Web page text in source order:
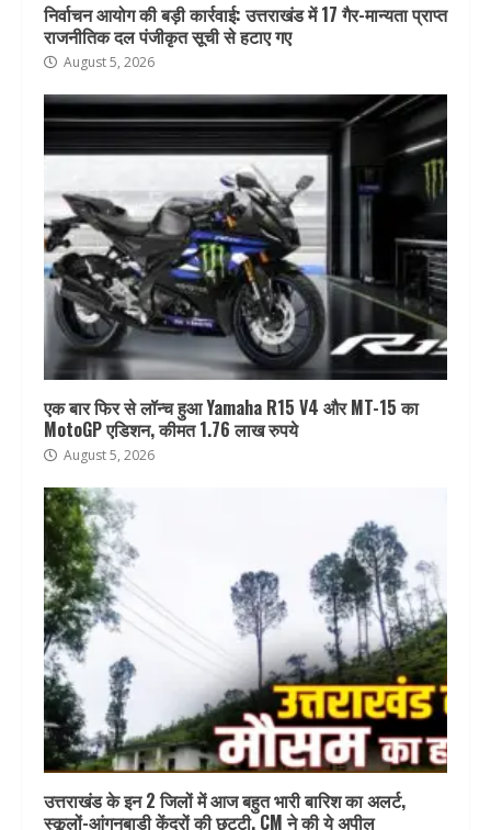
निर्वाचन आयोग की बड़ी कार्रवाई: उत्तराखंड में 17 गैर-मान्यता प्राप्त
राजनीतिक दल पंजीकृत सूची से हटाए गए
August 5, 2026
एक बार फिर से लॉन्च हुआ Yamaha R15 V4 और MT-15 का
MotoGP एडिशन, कीमत 1.76 लाख रुपये
August 5, 2026
उत्तराखंड के इन 2 जिलों में आज बहुत भारी बारिश का अलर्ट,
स्कूलों-आंगनबाड़ी केंद्रों की छुट्टी, CM ने की ये अपील